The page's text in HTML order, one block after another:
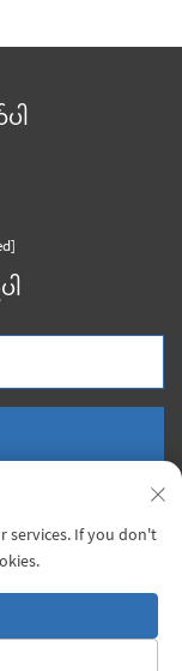
ါ
services. If you don't